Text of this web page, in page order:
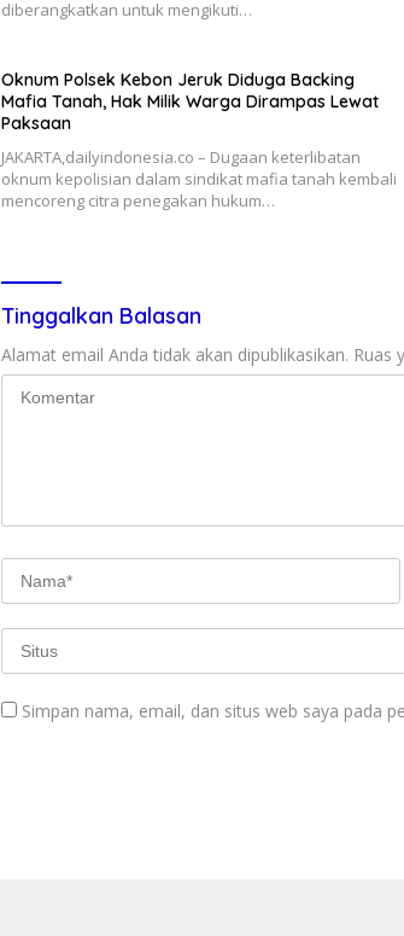
diberangkatkan untuk mengikuti…
Oknum Polsek Kebon Jeruk Diduga Backing
Mafia Tanah, Hak Milik Warga Dirampas Lewat
Paksaan
JAKARTA,dailyindonesia.co – Dugaan keterlibatan
oknum kepolisian dalam sindikat mafia tanah kembali
mencoreng citra penegakan hukum…
Tinggalkan Balasan
Alamat email Anda tidak akan dipublikasikan. Ruas
Simpan nama, email, dan situs web saya pada